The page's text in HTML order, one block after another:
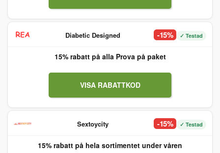
Diabetic Designed -15% ✓ Testad
15% rabatt på alla Prova på paket
VISA RABATTKOD
Sextoycity -15% ✓ Testad
15% rabatt på hela sortimentet under våren